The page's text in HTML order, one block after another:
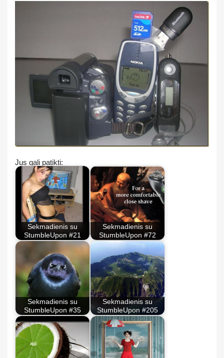
Jus gali patikti:
Sekmadienis su
StumbleUpon #21
Sekmadienis su
StumbleUpon #72
Sekmadienis su
StumbleUpon #35
Sekmadienis su
StumbleUpon #205